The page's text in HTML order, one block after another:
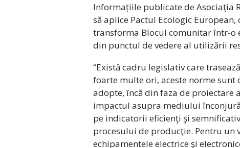
Informațiile publicate de Asociaţia
să aplice Pactul Ecologic
transforma Blocul comunitar într-o
din punctul de vedere al utilizării
“Există cadru legislativ care
foarte multe ori, aceste norme
adopte, încă din faza de proiectare
impactul asupra mediului
pe indicatorii eficienţi şi
procesului de producţie. Pentru un
echipamentele electrice şi